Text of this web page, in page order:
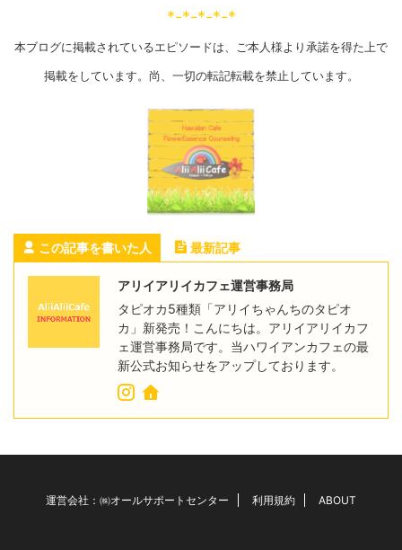
*-*-*-*-*
本ブログに掲載されているエピソードは、ご本人様より承諾を得た上で
掲載をしています。尚、一切の転記転載を禁止しています。
この記事を書いた人 最新記事
アリイアリイカフェ運営事務局
タピオカ5種類「アリイちゃんちのタピオ
カ」新発売！こんにちは。アリイアリイカフ
ェ運営事務局です。当ハワイアンカフェの最
新公式お知らせをアップしております。
運営会社：㈱オールサポートセンター 利用規約 ABOUT